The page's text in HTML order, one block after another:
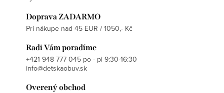
Doprava ZADARMO
Pri nákupe nad 45 EUR / 1050,- Kč
Radi Vám poradíme
+421 948 777 045 po - pi 9:30-16:30
info@detskaobuv.sk
Overený obchod